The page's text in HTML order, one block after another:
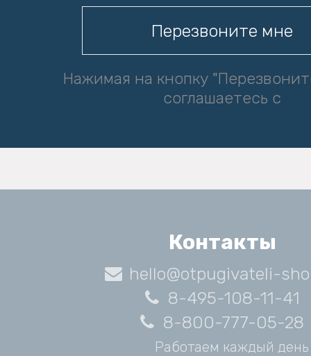
Нажимая на кнопку
соглашаетесь с
Контакты
hello@otpugivateli-
8-495-108-11-41
8-800-777-05-28
Работаем каждый день